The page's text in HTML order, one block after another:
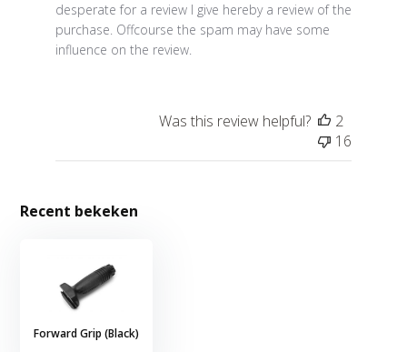
desperate for a review I give hereby a review of the
purchase. Offcourse the spam may have some
influence on the review.
Was this review helpful?
2
16
Recent bekeken
Forward Grip (Black)